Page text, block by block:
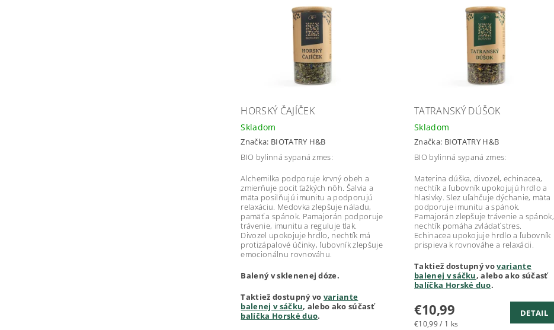
HORSKÝ ČAJÍČEK
Skladom
Značka: BIOTATRY H&B
BIO bylinná sypaná zmes:
Alchemilka podporuje krvný obeh a
zmierňuje pocit ťažkých nôh. Šalvia a
mäta posilňujú imunitu a podporujú
relaxáciu. Medovka zlepšuje náladu,
pamäť a spánok. Pamajorán podporuje
trávenie, imunitu a reguluje tlak.
Divozel upokojuje hrdlo, nechtík má
protizápalové účinky, ľubovník zlepšuje
emocionálnu rovnováhu.
Balený v sklenenej dóze.
Taktiež dostupný vo variante
balenej v sáčku, alebo ako súčasť
balíčka Horské duo.
TATRANSKÝ DÚŠOK
Skladom
Značka: BIOTATRY H&B
BIO bylinná sypaná zmes:
Materina dúška, divozel, echinacea,
nechtík a ľubovník upokojujú hrdlo a
hlasivky. Slez uľahčuje dýchanie, mäta
podporuje imunitu a spánok.
Pamajorán zlepšuje trávenie a spánok,
nechtík pomáha zvládať stres.
Echinacea upokojuje hrdlo a ľubovník
prispieva k rovnováhe a relaxácii.
Taktiež dostupný vovariante
balenej v sáčku, alebo ako súčasť
balíčka Horské duo.
€10,99
€10,99 / 1 ks
DETAIL